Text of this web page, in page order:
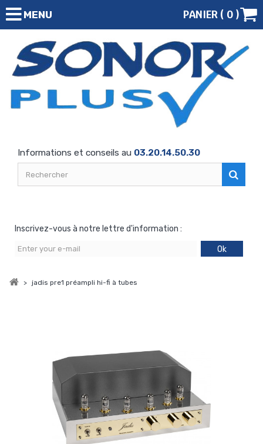
MENU PANIER ( 0 )
Informations et conseils au 03.20.14.50.30
Inscrivez-vous à notre lettre d'information :
Ok
> jadis pre1 préampli hi-fi à tubes